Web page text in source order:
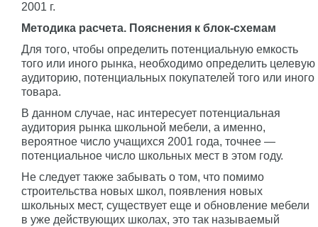
2001 г.
Методика расчета. Пояснения к блок-схемам
Для того, чтобы определить потенциальную емкость
того или иного рынка, необходимо определить целевую
аудиторию, потенциальных покупателей того или иного
товара.
В данном случае, нас интересует потенциальная
аудитория рынка школьной мебели, а именно,
вероятное число учащихся 2001 года, точнее —
потенциальное число школьных мест в этом году.
Не следует также забывать о том, что помимо
строительства новых школ, появления новых
школьных мест, существует еще и обновление мебели
в уже действующих школах, это так называемый